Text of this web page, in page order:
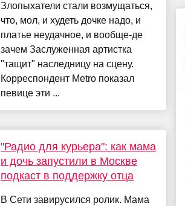
Злопыхатели стали возмущаться,
что, мол, и худеть дочке надо, и
платье неудачное, и вообще-де
зачем Заслуженная артистка
"тащит" наследницу на сцену.
Корреспондент Metro показал
певице эти ...
"Радио для курьера": как мама
и дочь запустили в Москве
подкаст в поддержку отца
В Сети завирусился ролик. Мама